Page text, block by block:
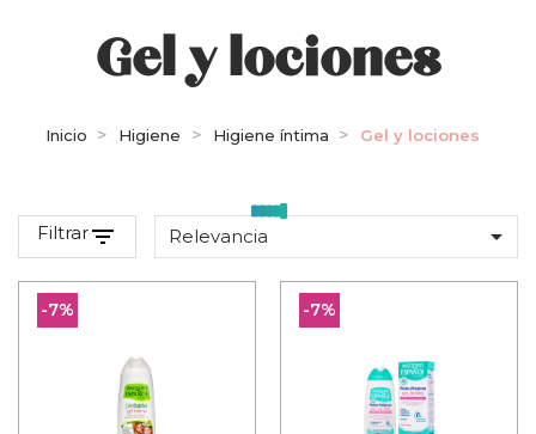
Gel y lociones
Inicio Higiene Higiene íntima Gel y lociones
Filtrarfilter_list Relevancia 
-7% -7%